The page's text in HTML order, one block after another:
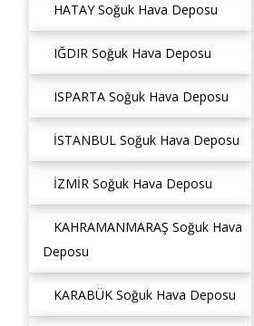
HATAY Soğuk Hava Deposu
IĞDIR Soğuk Hava Deposu
ISPARTA Soğuk Hava Deposu
İSTANBUL Soğuk Hava Deposu
İZMİR Soğuk Hava Deposu
KAHRAMANMARAŞ Soğuk Hava
Deposu
KARABÜK Soğuk Hava Deposu